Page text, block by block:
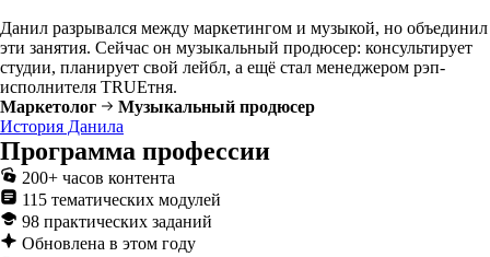
Данил разрывался между маркетингом и музыкой, но объединил
эти занятия. Сейчас он музыкальный продюсер: консультирует
студии, планирует свой лейбл, а ещё стал менеджером рэп-
исполнителя TRUЕтня.
Маркетолог
Музыкальный продюсер
История Данила
Программа профессии
200+ часов контента
115 тематических модулей
98 практических заданий
Обновлена в этом году